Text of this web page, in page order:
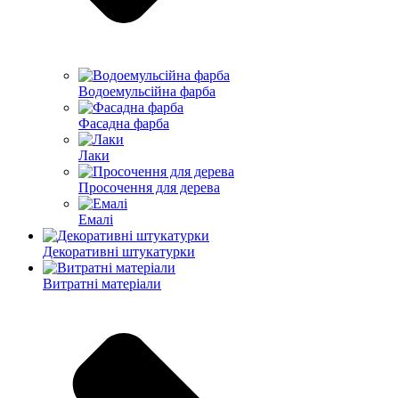
Водоемульсійна фарба
Фасадна фарба
Лаки
Просочення для дерева
Емалі
Декоративні штукатурки
Витратні матеріали